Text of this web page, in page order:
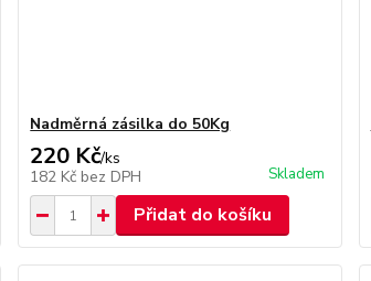
Nadměrná zásilka do 50Kg
220 Kč/ks
182 Kč bez DPH Skladem
Přidat do košíku